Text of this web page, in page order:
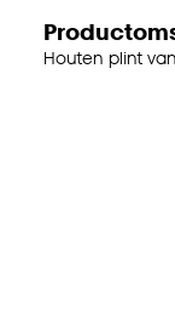
Houten plint